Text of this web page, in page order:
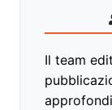
Il team